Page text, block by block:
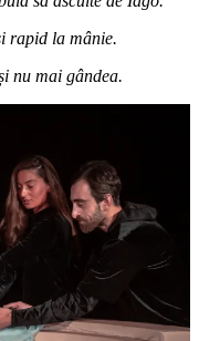
rapid la mânie.
nu mai gândea.